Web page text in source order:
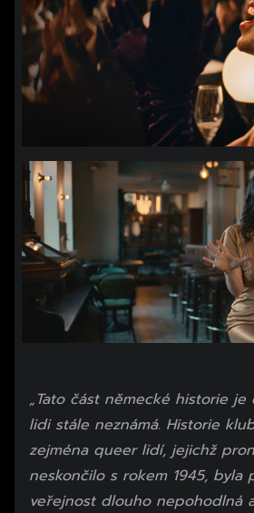
„Tato část německé historie
lidi stále neznámá. Historie
zejména queer lidí, jejichž
neskončilo s rokem 1945, byla
veřejnost dlouho nepohodlná